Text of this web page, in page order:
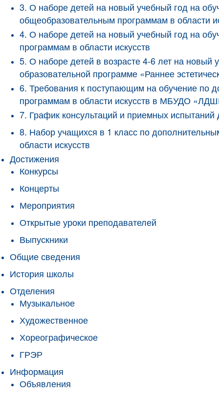
3. О наборе детей на новый учебный год на
общеобразовательным программам в области
4. О наборе детей на новый учебный год на
программам в области искусств
5. О наборе детей в возрасте 4-6 лет на
образовательной программе «Раннее
6. Требования к поступающим на обучение по
программам в области искусств в МБУДО
7. График консультаций и приемных
8. Набор учащихся в 1 класс по
области искусств
Достижения
Конкурсы
Концерты
Мероприятия
Открытые уроки преподавателей
Выпускники
Общие сведения
История школы
Отделения
Музыкальное
Художественное
Хореографическое
ГРЭР
Информация
Объявления